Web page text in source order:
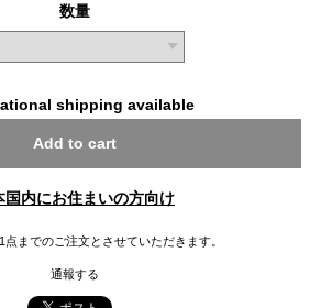
数量
shipping available
Add to cart
国内にお住まいの方向け
までのご注文とさせていただきます。
通報する